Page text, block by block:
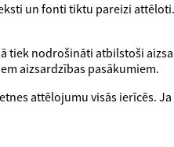
un fonti tiktu pareizi
tiek nodrošināti atbilstoši
aizsardzības pasākumiem.
attēlojumu visās ierīcēs.